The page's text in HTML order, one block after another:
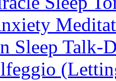
Sleep